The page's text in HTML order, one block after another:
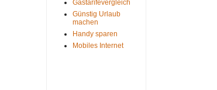
Gastarifevergleich
Günstig Urlaub
machen
Handy sparen
Mobiles Internet